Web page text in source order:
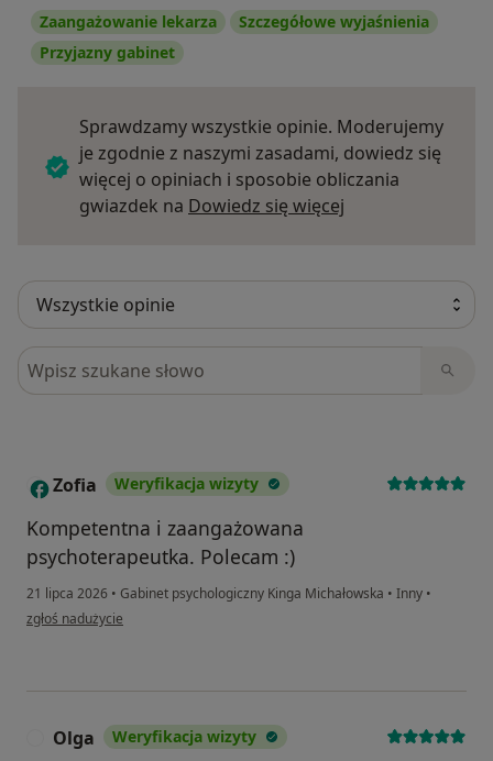
Zaangażowanie lekarza
Szczegółowe wyjaśnienia
Przyjazny gabinet
Sprawdzamy wszystkie opinie. Moderujemy
je zgodnie z naszymi zasadami, dowiedz się
więcej o opiniach i sposobie obliczania
gwiazdek na Dowiedz się więcej
Szukaj w opiniach
Z Zofia Weryfikacja wizyty
Kompetentna i zaangażowana
psychoterapeutka. Polecam :)
21 lipca 2026 • Gabinet psychologiczny Kinga Michałowska • Inny •
w opinii użytkownika Zofia
zgłoś nadużycie
Olga Weryfikacja wizyty